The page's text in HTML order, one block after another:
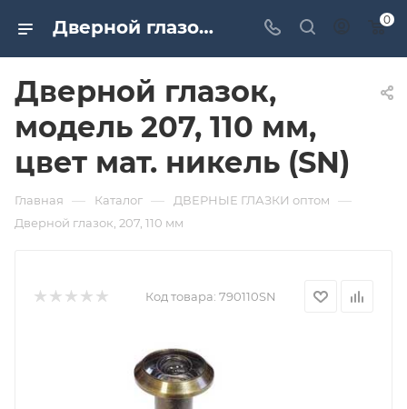
Дверной глазок, модель 207, 110 мм, цвет мат. никель (SN). Дверная и мебельная фурнитура САМИР-КИЛИТ | Оптовые поставки 0
Дверной глазок,
модель 207, 110 мм,
цвет мат. никель (SN)
Главная — Каталог — ДВЕРНЫЕ ГЛАЗКИ оптом —
Дверной глазок, 207, 110 мм
Код товара: 790110SN